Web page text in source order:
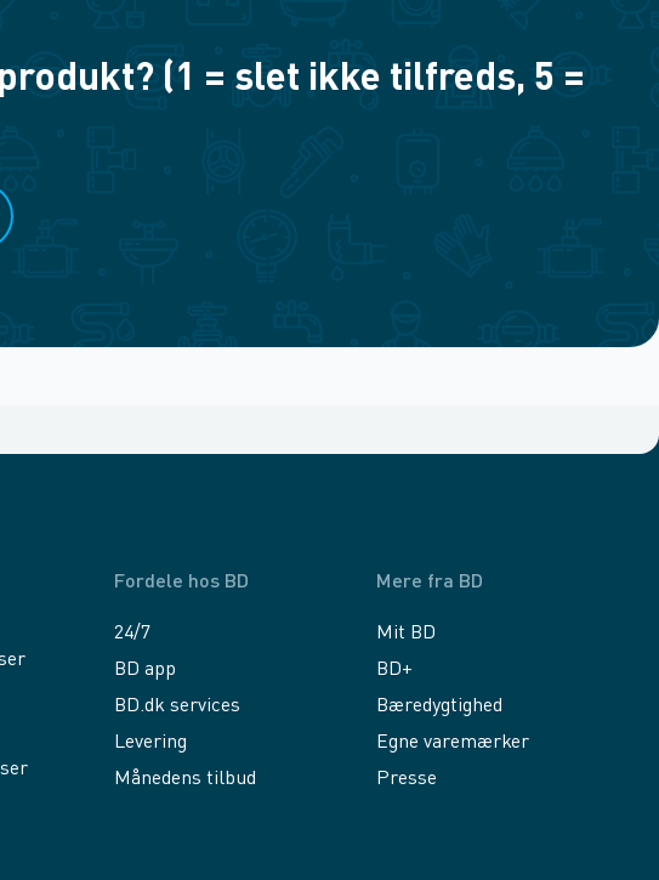
(1 = slet ikke tilfreds, 5 =
Fordele hos BD
24/7
BD app
BD.dk services
Levering
Månedens tilbud
Mere fra BD
Mit BD
BD+
Bæredygtighed
Egne varemærker
Presse